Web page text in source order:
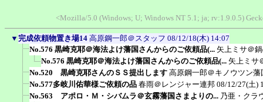
<Mozilla/5.0 (Windows; U; Windows NT 5.1; ja; rv:1.9.0.5)
▼ 完成依頼物置き場14 高原鋼一郎＠スタッフ 08/12/18(木) 14:07
No.576 黒崎克耶＠海法よけ藩国さんからのご依頼品(... 矢上ミサ＠
No.576 黒崎克耶＠海法よけ藩国さんからのご依頼品(... 矢上ミサ
No.520 黒崎克耶さんのＳＳ提出します 高原鋼一郎＠キノウツン藩
No.577多岐川佑華様ご依頼の品 春雨＠レンジャー連邦 08/12/27(土)
No.563 アポロ・Ｍ・シバムラ＠玄霧藩国さまよりの... 乃亜・クラ